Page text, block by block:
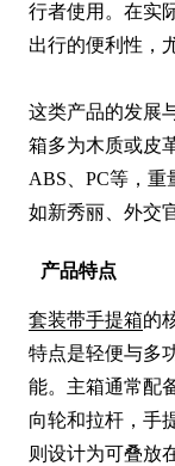
行者使用。在实
出行的便利性，
这类产品的发展
箱多为木质或皮
ABS、PC等，
如新秀丽、外交
产品特点
套装带手提箱的
特点是轻便与多
能。主箱通常配
向轮和拉杆，手
则设计为可叠放